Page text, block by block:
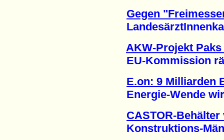
Gegen
AKW-Projekt Paks
EU-Kommission
E.on: 9 Milliarden
Energie-Wende
CASTOR-
Konstruktions-